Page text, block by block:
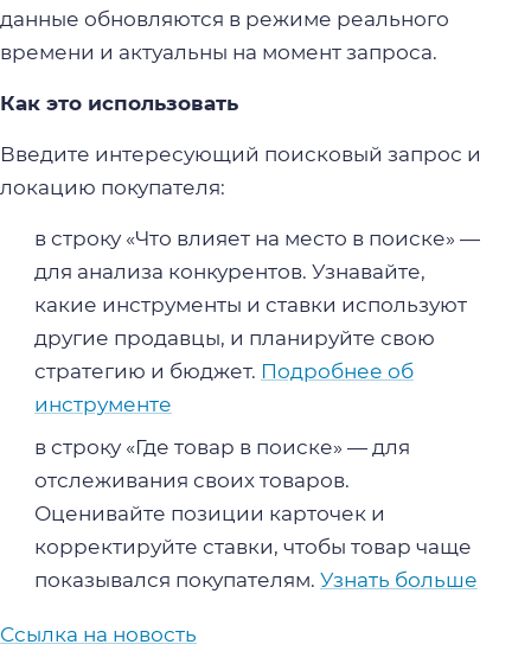
данные обновляются в режиме реального
времени и актуальны на момент запроса.
Как это использовать
Введите интересующий поисковый запрос и
локацию покупателя:
в строку «Что влияет на место в поиске» —
для анализа конкурентов. Узнавайте,
какие инструменты и ставки используют
другие продавцы, и планируйте свою
стратегию и бюджет. Подробнее об
инструменте
в строку «Где товар в поиске» — для
отслеживания своих товаров.
Оценивайте позиции карточек и
корректируйте ставки, чтобы товар чаще
показывался покупателям. Узнать больше
Ссылка на новость